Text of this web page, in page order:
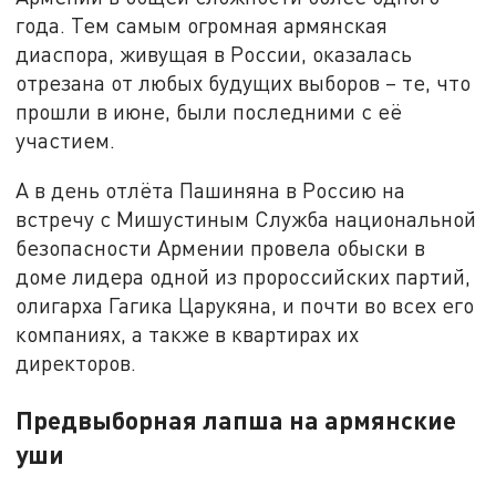
года. Тем самым огромная армянская
диаспора, живущая в России, оказалась
отрезана от любых будущих выборов – те, что
прошли в июне, были последними с её
участием.
А в день отлёта Пашиняна в Россию на
встречу с Мишустиным Служба национальной
безопасности Армении провела обыски в
доме лидера одной из пророссийских партий,
олигарха Гагика Царукяна, и почти во всех его
компаниях, а также в квартирах их
директоров.
Предвыборная лапша на армянские
уши